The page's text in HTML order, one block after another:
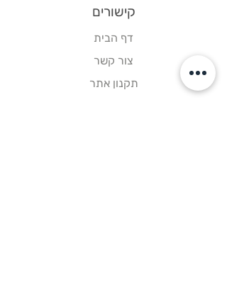
קישורים
דף הבית
צור קשר
תקנון אתר